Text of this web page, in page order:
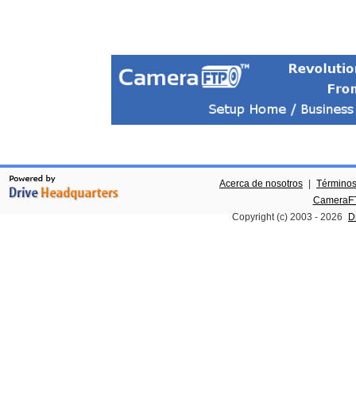
Acerca de nosotros
Copyright (c) 2003 - 2026